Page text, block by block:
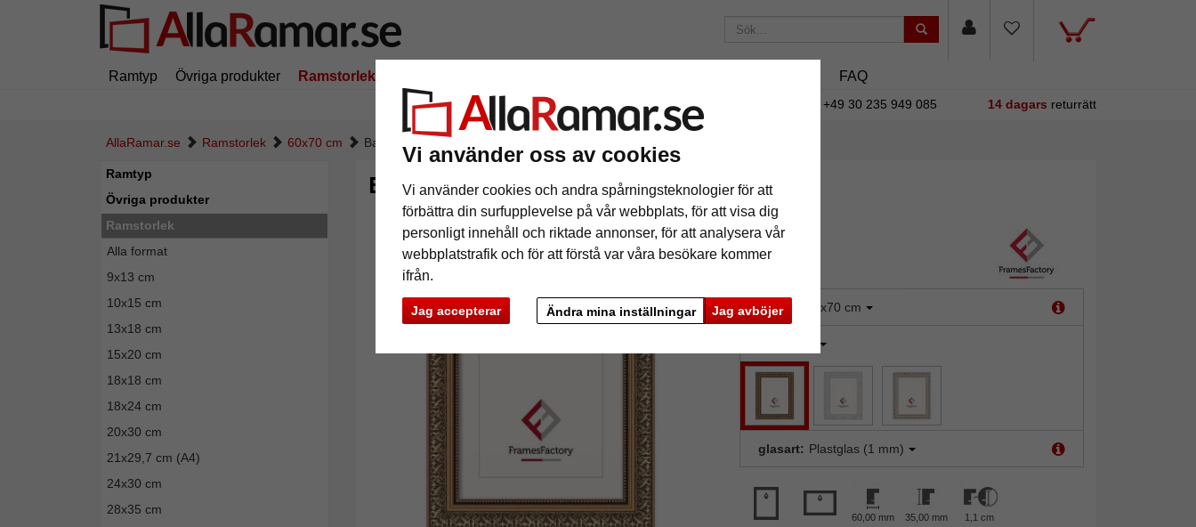
Vi använder oss av cookies
Vi använder cookies och andra spårningsteknologier för att
förbättra din surfupplevelse på vår webbplats, för att visa dig
personligt innehåll och riktade annonser, för att analysera vår
webbplatstrafik och för att förstå var våra besökare kommer
ifrån.
Jag accepterar Jag avböjer
Ändra mina inställningar
Ramtyp Övriga produkter Ramstorlek FAQ
195 kr i leveranskostnad.Oavsett hur mycket du beställer. +49 30 235 949 085 14 dagars returrätt
AllaRamar.se Ramstorlek 60x70 cm Barockram Maria
Ramtyp
Övriga produkter
Ramstorlek
Alla format
9x13 cm
10x15 cm
13x18 cm
15x20 cm
18x18 cm
18x24 cm
20x30 cm
21x29,7 cm (A4)
24x30 cm
28x35 cm
Barockram Maria
format: 60x70 cm
glasart: Plastglas (1 mm)
60,00 mm 35,00 mm 1,1 cm